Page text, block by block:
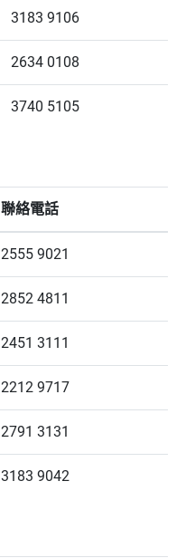
3183 9106
2634 0108
3740 5105
聯絡電話
2555 9021
2852 4811
2451 3111
2212 9717
2791 3131
3183 9042